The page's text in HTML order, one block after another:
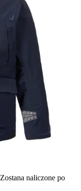
Zostana naliczone po